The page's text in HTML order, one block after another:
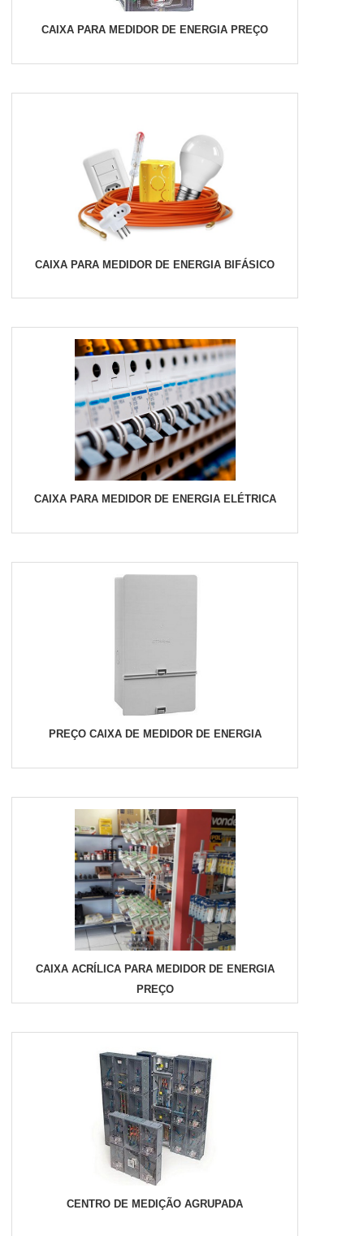
CAIXA PARA MEDIDOR DE ENERGIA PREÇO
CAIXA PARA MEDIDOR DE ENERGIA BIFÁSICO
CAIXA PARA MEDIDOR DE ENERGIA ELÉTRICA
PREÇO CAIXA DE MEDIDOR DE ENERGIA
CAIXA ACRÍLICA PARA MEDIDOR DE ENERGIA
PREÇO
CENTRO DE MEDIÇÃO AGRUPADA